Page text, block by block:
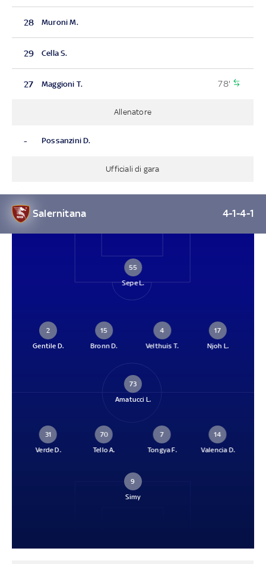
28 Muroni M.
29 Cella S.
27 Maggioni T. 78'
Allenatore
- Possanzini D.
Ufficiali di gara
Salernitana 4-1-4-1
55
Sepe L.
2
Gentile D.
15
Bronn D.
4
Velthuis T.
17
Njoh L.
73
Amatucci L.
31
Verde D.
70
Tello A.
7
Tongya F.
14
Valencia D.
9
Simy